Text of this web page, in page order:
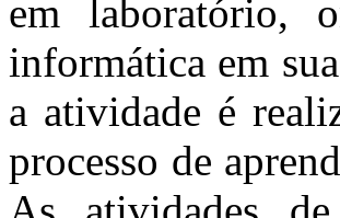
em laboratório,
informática em
a atividade é
processo de